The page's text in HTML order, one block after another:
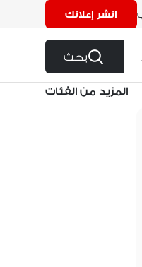
انشر إعلانك
بحث
المزيد من الفئات